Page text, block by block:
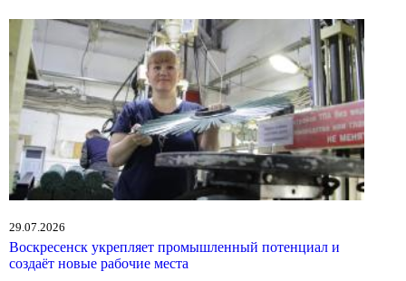
29.07.2026
Воскресенск укрепляет промышленный потенциал и
создаёт новые рабочие места